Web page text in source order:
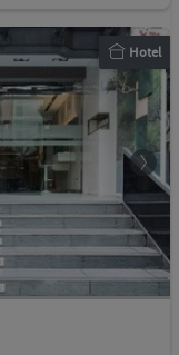
Hotel